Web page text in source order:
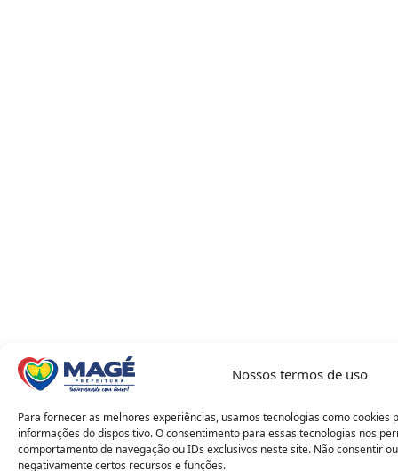
Nossos termos de uso
Para fornecer as melhores experiências, usamos tecnologias como cookies
informações do dispositivo. O consentimento para essas tecnologias nos
comportamento de navegação ou IDs exclusivos neste site. Não consentir
negativamente certos recursos e funções.